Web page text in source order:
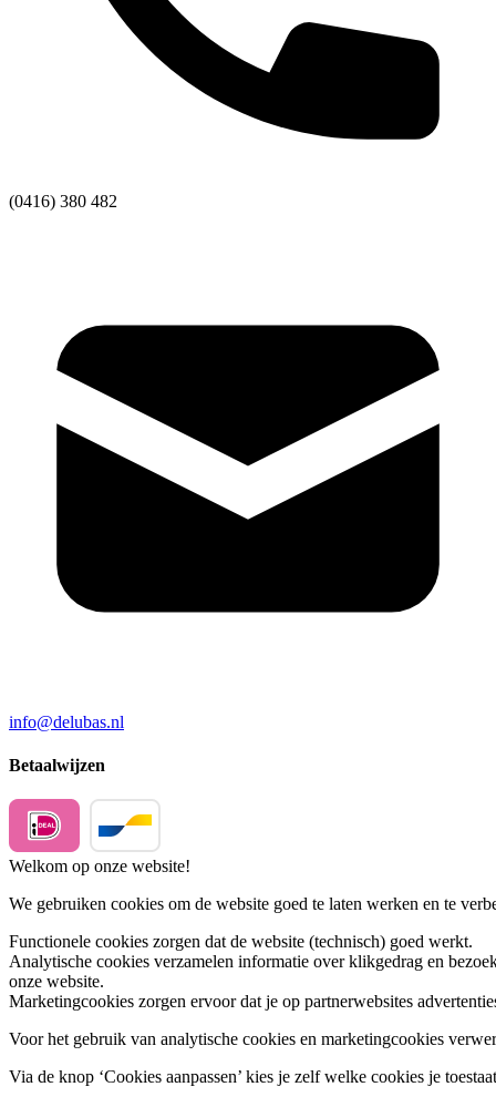
(0416) 380 482
info@delubas.nl
Betaalwijzen
Welkom op onze website!
We gebruiken cookies om de website goed te laten werken en te
Functionele cookies zorgen dat de website (technisch) goed werkt.
Analytische cookies verzamelen informatie over klikgedrag en
onze website.
Marketingcookies zorgen ervoor dat je op partnerwebsites
Voor het gebruik van analytische cookies en marketingcookies
Via de knop ‘Cookies aanpassen’ kies je zelf welke cookies je